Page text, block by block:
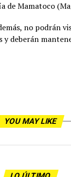
de Mamatoco
no podrán
y deberán
YOU MAY LIKE